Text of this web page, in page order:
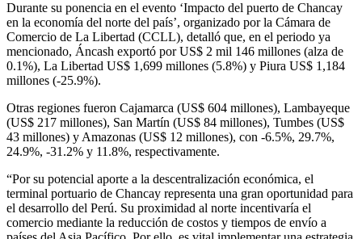
Durante su ponencia en el evento ‘Impacto del puerto de Chancay
en la economía del norte del país’, organizado por la Cámara de
Comercio de La Libertad (CCLL), detalló que, en el periodo ya
mencionado, Áncash exportó por US$ 2 mil 146 millones (alza de
0.1%), La Libertad US$ 1,699 millones (5.8%) y Piura US$ 1,184
millones (-25.9%).
Otras regiones fueron Cajamarca (US$ 604 millones), Lambayeque
(US$ 217 millones), San Martín (US$ 84 millones), Tumbes (US$
43 millones) y Amazonas (US$ 12 millones), con -6.5%, 29.7%,
24.9%, -31.2% y 11.8%, respectivamente.
“Por su potencial aporte a la descentralización económica, el
terminal portuario de Chancay representa una gran oportunidad para
el desarrollo del Perú. Su proximidad al norte incentivaría el
comercio mediante la reducción de costos y tiempos de envío a